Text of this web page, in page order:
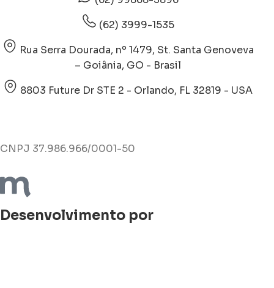
(62) 3999-1535
Rua Serra Dourada, nº 1479, St. Santa Genoveva
– Goiânia, GO - Brasil
8803 Future Dr STE 2 - Orlando, FL 32819 - USA
CNPJ 37.986.966/0001-50
Desenvolvimento por